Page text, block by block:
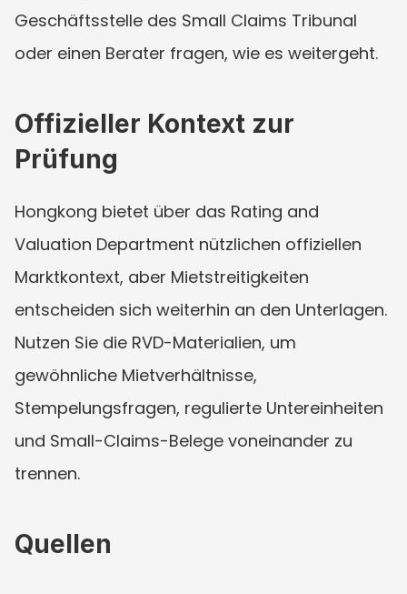
Geschäftsstelle des Small Claims Tribunal
oder einen Berater fragen, wie es weitergeht.
Offizieller Kontext zur
Prüfung
Hongkong bietet über das Rating and
Valuation Department nützlichen offiziellen
Marktkontext, aber Mietstreitigkeiten
entscheiden sich weiterhin an den Unterlagen.
Nutzen Sie die RVD-Materialien, um
gewöhnliche Mietverhältnisse,
Stempelungsfragen, regulierte Untereinheiten
und Small-Claims-Belege voneinander zu
trennen.
Quellen